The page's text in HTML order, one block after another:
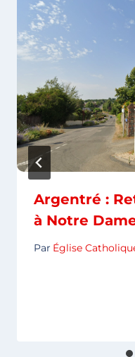
Argentré :
à Notre
Par Église